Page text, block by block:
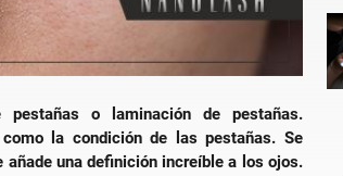
o laminación de pestañas.
la condición de las pestañas. Se
una definición increíble a los ojos.